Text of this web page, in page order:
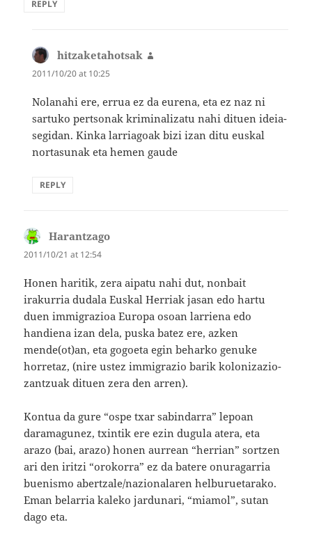
REPLY
hitzaketahotsak
2011/10/20 at 10:25
Nolanahi ere, errua ez da eurena, eta ez naz ni
sartuko pertsonak kriminalizatu nahi dituen ideia-
segidan. Kinka larriagoak bizi izan ditu euskal
nortasunak eta hemen gaude
REPLY
Harantzago
2011/10/21 at 12:54
Honen haritik, zera aipatu nahi dut, nonbait
irakurria dudala Euskal Herriak jasan edo hartu
duen immigrazioa Europa osoan larriena edo
handiena izan dela, puska batez ere, azken
mende(ot)an, eta gogoeta egin beharko genuke
horretaz, (nire ustez immigrazio barik kolonizazio-
zantzuak dituen zera den arren).
Kontua da gure “ospe txar sabindarra” lepoan
daramagunez, txintik ere ezin dugula atera, eta
arazo (bai, arazo) honen aurrean “herrian” sortzen
ari den iritzi “orokorra” ez da batere onuragarria
buenismo abertzale/nazionalaren helburuetarako.
Eman belarria kaleko jardunari, “miamol”, sutan
dago eta.